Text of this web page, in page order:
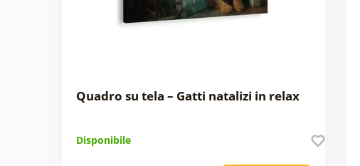
Quadro su tela – Gatti natalizi in relax
Disponibile